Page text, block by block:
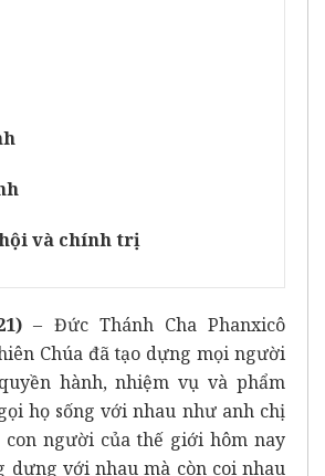
và chính trị
– Đức Thánh Cha Phanxicô
Chúa đã tạo dựng mọi người
hành, nhiệm vụ và phẩm
họ sống với nhau như anh chị
con người của thế giới hôm nay
dưng với nhau mà còn coi nhau